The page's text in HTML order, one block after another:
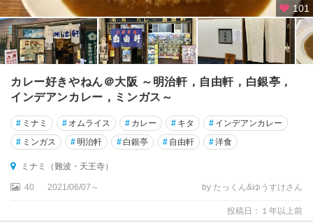
101
カレー好きやねん＠大阪 ～明治軒，自由軒，白銀亭，
インデアンカレー，ミンガス～
# ミナミ # オムライス # カレー # キタ # インデアンカレー
# ミンガス #明治軒 # 白銀亭 # 自由軒 #洋食
ミナミ（難波・天王寺）
40 2021/06/07～ by たっくん&ゆうすけさん
投稿日：１年以上前